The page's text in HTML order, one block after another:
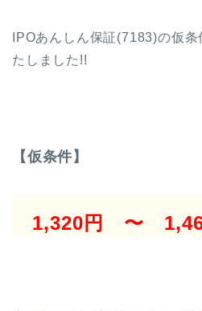
IPOあんしん保証(7183)の仮
たしました!!
【仮条件】
1,320円 〜